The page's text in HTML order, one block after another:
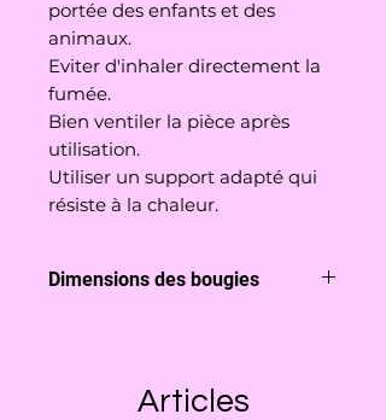
portée des enfants et des
animaux.
Eviter d'inhaler directement la
fumée.
Bien ventiler la pièce après
utilisation.
Utiliser un support adapté qui
résiste à la chaleur.
Dimensions des bougies
Articles